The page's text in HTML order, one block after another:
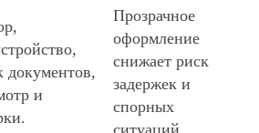
документов,
и
Прозрачное
оформление
снижает риск
задержек и
спорных